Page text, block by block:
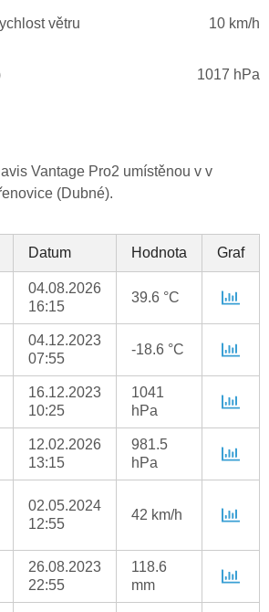
větru
10 km/h
1017 hPa
Vantage Pro2 umístěnou v v
(Dubné).
Datum Hodnota Graf
04.08.2026
16:15
39.6 °C
04.12.2023
07:55
-18.6 °C
16.12.2023
10:25
1041
hPa
12.02.2026
13:15
981.5
hPa
02.05.2024
12:55
42 km/h
26.08.2023
22:55
118.6
mm